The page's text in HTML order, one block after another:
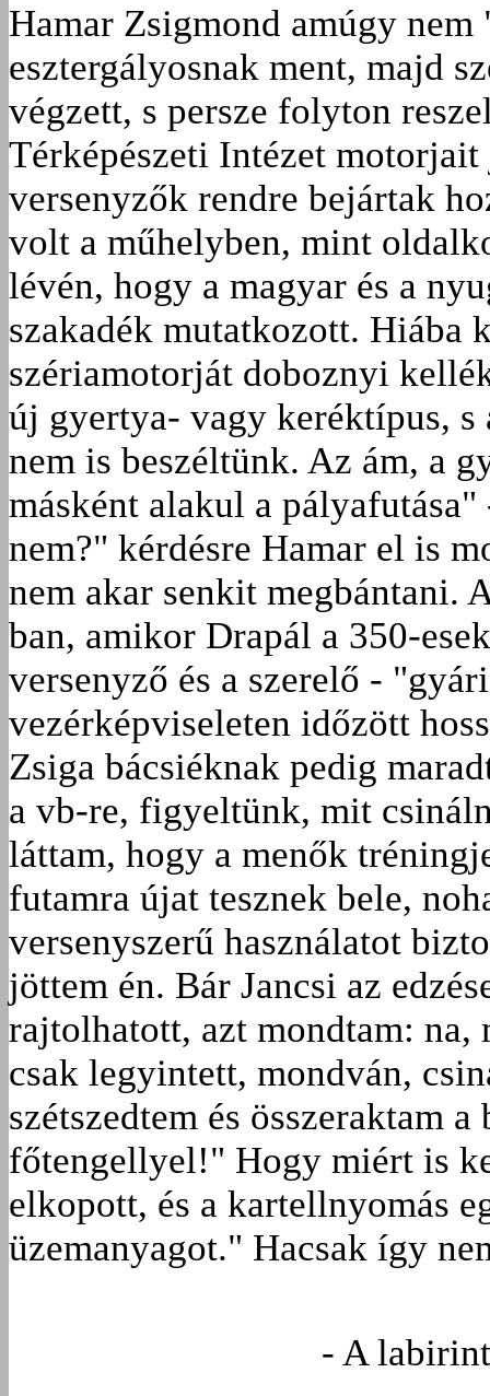
Hamar Zsigmond amúgy
esztergályosnak ment, majd
végzett, s persze folyton
Térképészeti Intézet
versenyzők rendre bejártak
volt a műhelyben, mint
lévén, hogy a magyar és a
szakadék mutatkozott. Hiába
szériamotorját doboznyi
új gyertya- vagy keréktípus,
nem is beszéltünk. Az ám, a
másként alakul a
nem?" kérdésre Hamar el is
nem akar senkit megbántani.
ban, amikor Drapál a 350-
versenyző és a szerelő -
vezérképviseleten időzött
Zsiga bácsiéknak pedig
a vb-re, figyeltünk, mit
láttam, hogy a menők
futamra újat tesznek bele,
versenyszerű használatot
jöttem én. Bár Jancsi az
rajtolhatott, azt mondtam:
csak legyintett, mondván,
szétszedtem és összeraktam
főtengellyel!" Hogy miért is
elkopott, és a kartellnyomás
üzemanyagot." Hacsak így
- A